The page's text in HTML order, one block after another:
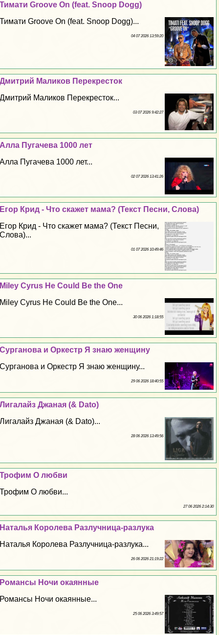
Тимати Groove On (feat. Snoop Dogg)
Тимати Groove On (feat. Snoop Dogg)...
04 07 2026 13:59:20
Дмитрий Маликов Перекресток
Дмитрий Маликов Перекресток...
03 07 2026 9:42:27
Алла Пугачева 1000 лет
Алла Пугачева 1000 лет...
02 07 2026 13:41:26
Егор Крид - Что скажет мама? (Текст Песни, Слова)
Егор Крид - Что скажет мама? (Текст Песни,
Слова)...
01 07 2026 10:49:46
Miley Cyrus He Could Be the One
Miley Cyrus He Could Be the One...
30 06 2026 1:18:55
Сурганова и Оркестр Я знаю женщину
Сурганова и Оркестр Я знаю женщину...
29 06 2026 18:40:55
Лигалайз Джаная (& Dato)
Лигалайз Джаная (& Dato)...
28 06 2026 13:49:56
Трофим О любви
Трофим О любви...
27 06 2026 2:14:30
Наталья Королева Разлучница-разлука
Наталья Королева Разлучница-разлука...
26 06 2026 21:19:22
Романсы Ночи окаянные
Романсы Ночи окаянные...
25 06 2026 3:49:57